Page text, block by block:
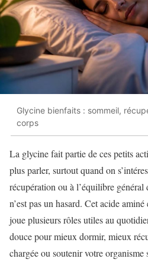
Glycine bienfaits : sommeil,
corps
La glycine fait partie de ces petits
plus parler, surtout quand on
récupération ou à l’équilibre
n’est pas un hasard. Cet acide
joue plusieurs rôles utiles au
douce pour mieux dormir, mieux
chargée ou soutenir votre organisme